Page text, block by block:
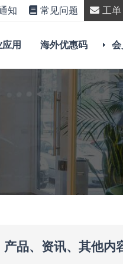
知 常见问题 工单
用 海外优惠码
产品、资讯、其他内